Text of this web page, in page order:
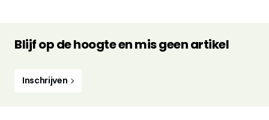
Blijf op de hoogte en mis geen artikel
Inschrijven